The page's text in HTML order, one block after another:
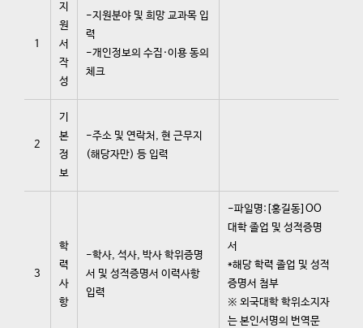
1
지
원
서
작
성
-지원분야 및 희망 교과목 입
력
-개인정보의 수집·이용 동의
체크
2
기
본
정
보
-주소 및 연락처, 현 근무지
(해당자만) 등 입력
3
학
력
사
항
-학사, 석사, 박사 학위증명
서 및 성적증명서 이력사항
입력
-파일명:[홍길동]OO
대학 졸업 및 성적증명
서
*해당 학력 졸업 및 성적
증명서 첨부
※ 외국대학 학위소지자
는 본인서명의 번역문